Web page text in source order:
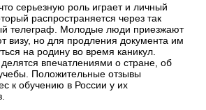
серьезную роль играет и личный
распространяется через так
телеграф. Молодые люди приезжают
визу, но для продления документа им
на родину во время каникул.
впечатлениями о стране, об
Положительные отзывы
к обучению в России у их